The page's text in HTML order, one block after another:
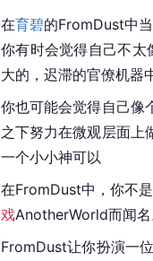
在育碧的FromDust中
你有时会觉得自己不太
大的，迟滞的官僚机器
你也可能会觉得自己像
之下努力在微观层面上
一个小小神可以
在FromDust中，你不
戏AnotherWorld而闻
FromDust让你扮演一